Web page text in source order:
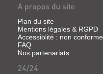
monde,
répond
l'auteur,
après
un
inventaire
l'amoureux
A propos du site
Plan du site
Mentions légales & RGPD
Accessiblité : non conforme
FAQ
Nos partenariats
24/24